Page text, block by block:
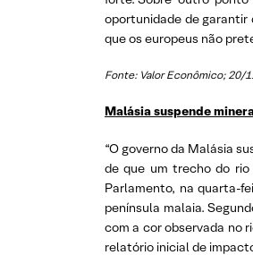
oportunidade de garantir
que os europeus não
Fonte: Valor Econômico; 20/
Malásia suspende
“O governo da Malásia
de que um trecho do rio
Parlamento, na quarta-
península malaia.
com a cor observada no
relatório inicial de